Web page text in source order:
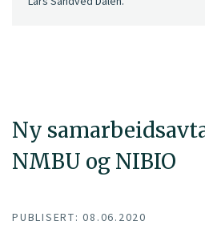
Ny
NMBU og NIBIO
PUBLISERT: 08.06.2020